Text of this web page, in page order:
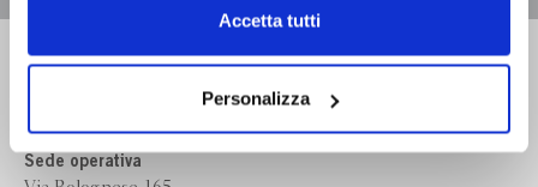
Chiudendo il banner tramite la “X” prosegui la
dei soli cookie tecnici. Selezionando “Accetta tutti” presti
il tuo consenso alla profilazione che potrai revocare in
ogni momentoRevoca
Accetta tutti
Personalizza
Bompiani è un marchio
Sede operativa